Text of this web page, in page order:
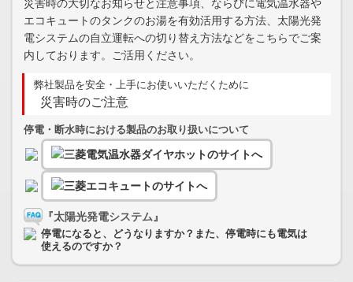
災害時の大切なお知らせと注意事項、ならびに電気温水器や
エコキュートのタンクのお湯を有効活用する方法、太陽光発
電システムの自立運転への切り替え方法などをこちらでご案
内しております。ご活用ください。
弊社製品を安全・上手にお使いいただくために
災害時のご注意
停電・断水時における製品のお取り扱いについて
『太陽光発電システム』
停電になると、どうなりますか？また、停電時にも電気は
使えるのですか？